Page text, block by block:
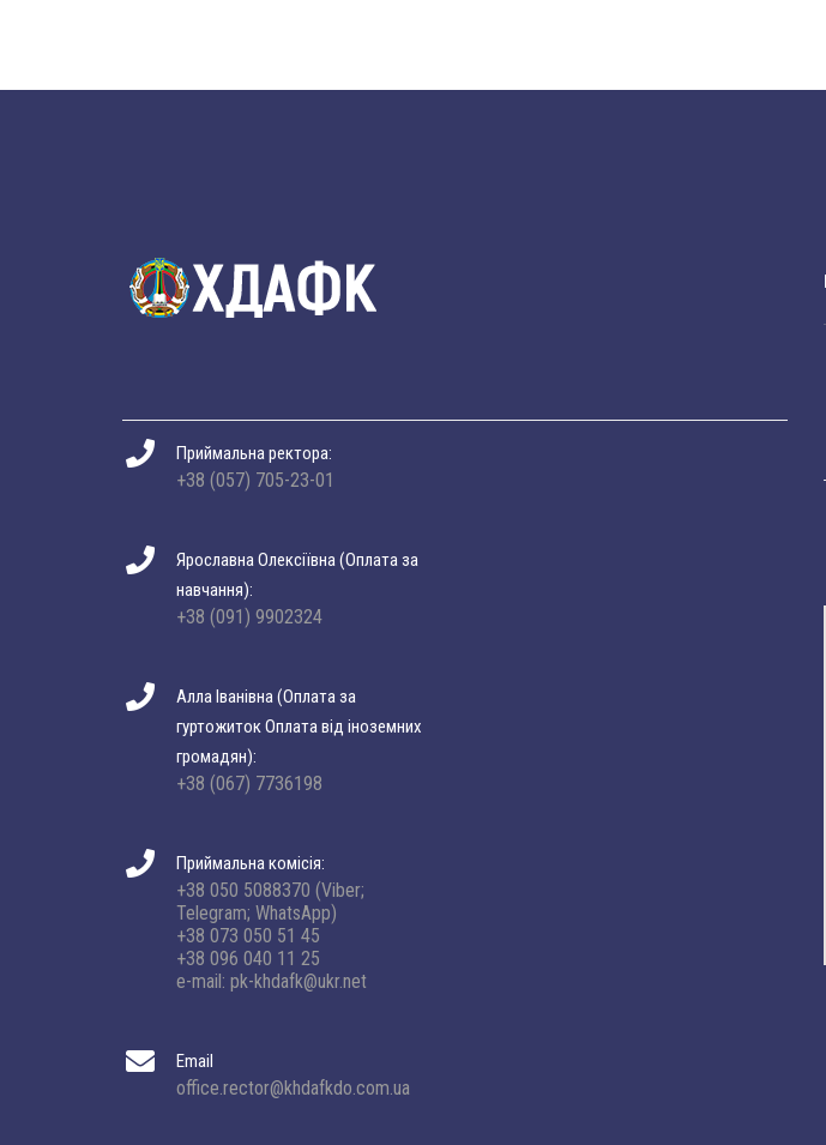
Приймальна ректора:
+38 (057) 705-23-01
Ярославна Олексіївна (Оплата за
навчання):
+38 (091) 9902324
Алла Іванівна (Оплата за
гуртожиток Оплата від іноземних
громадян):
+38 (067) 7736198
Приймальна комісія:
+38 050 5088370 (Viber;
Telegram; WhatsApp)
+38 073 050 51 45
+38 096 040 11 25
e-mail: pk-khdafk@ukr.net
Email
office.rector@khdafkdo.com.ua